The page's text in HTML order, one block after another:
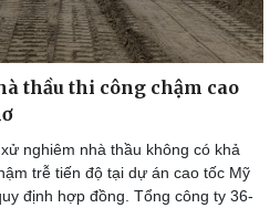
Đọc truyện đêm khuya
Cửa sổ tình yêu
Kể chuyện cho bé
Hạt giống tâm hồn
thầu thi công chậm cao
nghiêm nhà thầu không có khả
trễ tiến độ tại dự án cao tốc Mỹ
định hợp đồng. Tổng công ty 36-